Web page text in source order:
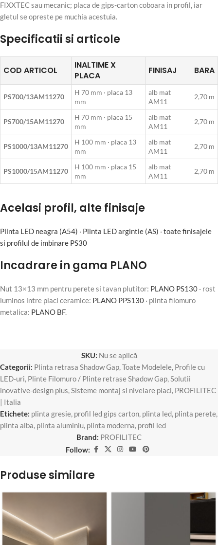
FIXXTEC sau mecanic; placa de gips-carton coboara in profil, iar
gletul se opreste pe muchia acestuia.
Specificatii si articole
COD ARTICOL
INALTIME X
PLACA
FINISAJ BARA
PS700/13AM11270
H 70 mm · placa 13
mm
alb mat
AM11
2,70 m
PS700/15AM11270
H 70 mm · placa 15
mm
alb mat
AM11
2,70 m
PS1000/13AM11270
H 100 mm · placa 13
mm
alb mat
AM11
2,70 m
PS1000/15AM11270
H 100 mm · placa 15
mm
alb mat
AM11
2,70 m
Acelasi profil, alte finisaje
Plinta LED neagra (A54) · Plinta LED argintie (AS) · toate finisajele
si profilul de imbinare PS30
Incadrare in gama PLANO
Nut 13×13 mm pentru perete si tavan plutitor: PLANO PS130 · rost
luminos intre placi ceramice: PLANO PPS130 · plinta filomuro
metalica: PLANO BF.
SKU: Nu se aplică
Categorii: Plinta retrasa Shadow Gap,Toate Modelele, Profile cu
LED-uri, Plinte Filomuro / Plinte retrase Shadow Gap,Solutii
inovative-design plus,Sisteme montaj si nivelare placi, PROFILITEC
| Italia
Etichete: plinta gresie, profil led gips carton, plinta led, plinta perete,
plinta alba, plinta aluminiu, plinta moderna, profil led
Brand: PROFILITEC
Follow:
Produse similare